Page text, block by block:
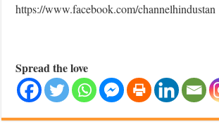
https://www.facebook.com/channelhindustan
Spread the love